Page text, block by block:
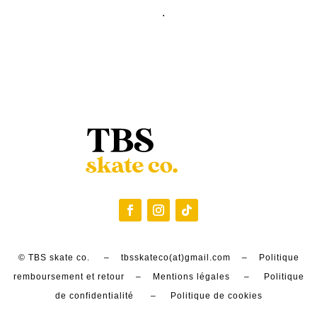
.
© TBS skate co. – tbsskateco(at)gmail.com –
Politique
remboursement et retour – Mentions légales –
Politique
de confidentialité
– Politique de cookies